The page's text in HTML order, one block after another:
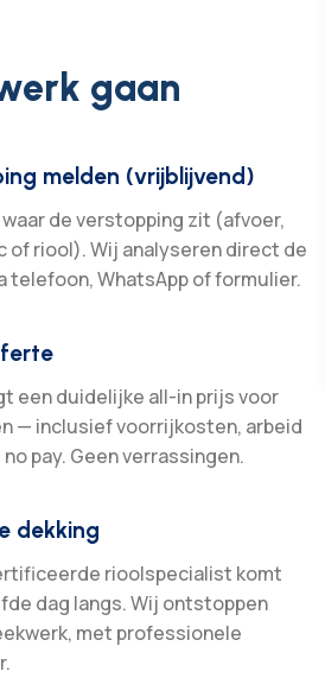
gaan
melden (vrijblijvend)
de verstopping zit (afvoer,
of riool). Wij analyseren direct de
telefoon, WhatsApp of formulier.
een duidelijke all-in prijs voor
— inclusief voorrijkosten, arbeid
pay. Geen verrassingen.
dekking
rioolspecialist komt
dag langs. Wij ontstoppen
met professionele